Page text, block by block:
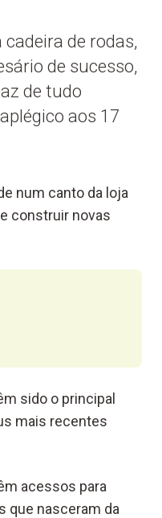
de rodas,
de sucesso,
de tudo
aos 17
num canto da loja
construir novas
sido o principal
mais recentes
acessos para
que nasceram da